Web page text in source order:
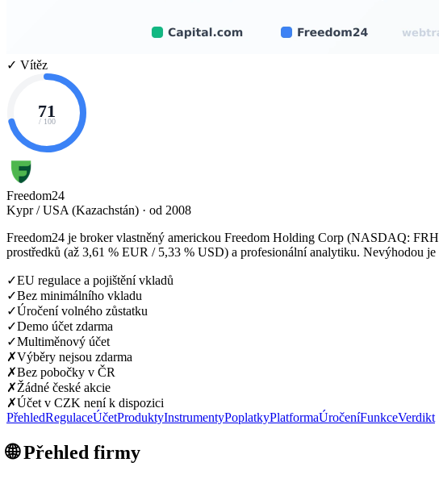
✓ Vítěz
71
/ 100
Freedom24
Kypr / USA (Kazachstán) · od 2008
Freedom24 je broker vlastněný americkou Freedom Holding Corp (NASDAQ:
prostředků (až 3,61 % EUR / 5,33 % USD) a profesionální analytiku. Nevýhodou
✓EU regulace a pojištění vkladů
✓Bez minimálního vkladu
✓Úročení volného zůstatku
✓Demo účet zdarma
✓Multiměnový účet
✗Výběry nejsou zdarma
✗Bez pobočky v ČR
✗Žádné české akcie
✗Účet v CZK není k dispozici
PřehledRegulaceÚčetProduktyInstrumentyPoplatkyPlatformaÚročeníFunkceVerdikt
🌐 Přehled firmy